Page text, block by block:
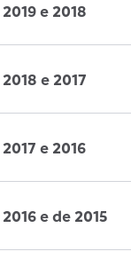
e 2018
e 2017
e 2016
e de 2015